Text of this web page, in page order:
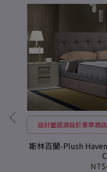
設計靈感源自於豪華酒
斯林百蘭-Plush